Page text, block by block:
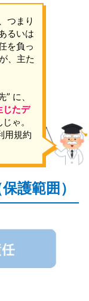
つまり
るいは
を負っ
、主た
に、
じたデ
ゃ。
用規約
護範囲）